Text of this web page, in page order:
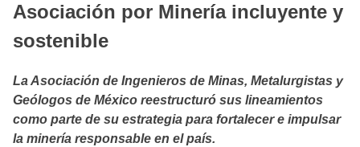
Asociación por Minería incluyente y
sostenible
La Asociación de Ingenieros de Minas, Metalurgistas y
Geólogos de México reestructuró sus lineamientos
como parte de su estrategia para fortalecer e impulsar
la minería responsable en el país.